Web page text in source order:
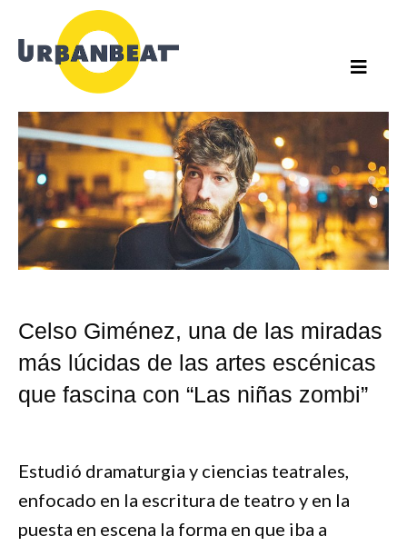
contenido
Celso Giménez, una de las miradas
más lúcidas de las artes escénicas
que fascina con “Las niñas zombi”
Estudió dramaturgia y ciencias teatrales,
enfocado en la escritura de teatro y en la
puesta en escena la forma en que iba a